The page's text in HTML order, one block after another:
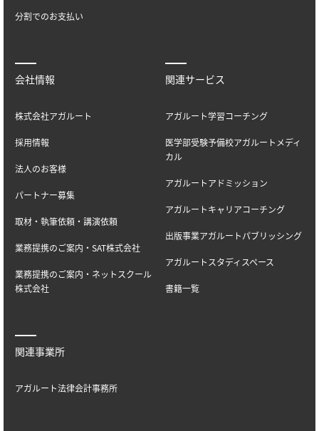
分割でのお支払い
会社情報
株式会社アガルート
採用情報
法人のお客様
パートナー募集
取材・執筆依頼・講演依頼
業務提携のご案内・SAT株式会社
業務提携のご案内・ネットスクール
株式会社
関連サービス
アガルート学習コーチング
医学部受験予備校アガルートメディ
カル
アガルートアドミッション
アガルートキャリアコーチング
出版事業アガルートパブリッシング
アガルートスタディスペース
書籍一覧
関連事業所
アガルート法律会計事務所